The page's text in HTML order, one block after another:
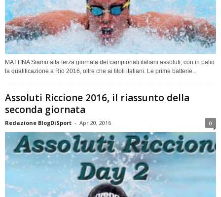
MATTINA Siamo alla terza giornata dei campionati italiani assoluti, con in palio
la qualificazione a Rio 2016, oltre che ai titoli italiani. Le prime batterie...
Assoluti Riccione 2016, il riassunto della
seconda giornata
Redazione BlogDiSport - Apr 20, 2016 0